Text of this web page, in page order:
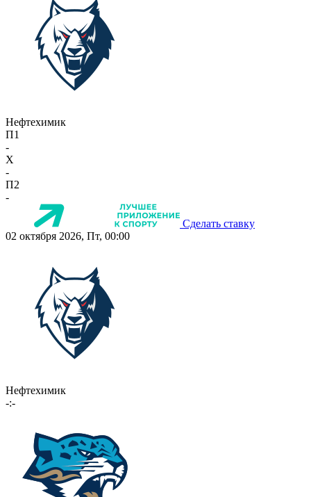
Нефтехимик
П1
-
X
-
П2
-
Сделать ставку
02 октября 2026, Пт, 00:00
Нефтехимик
-:-